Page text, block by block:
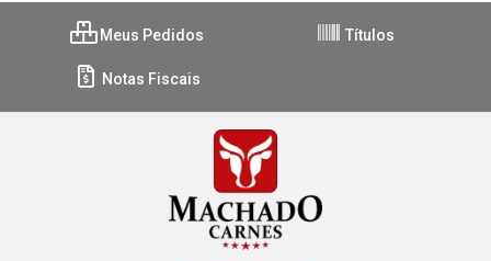
Meus Pedidos Títulos
Notas Fiscais